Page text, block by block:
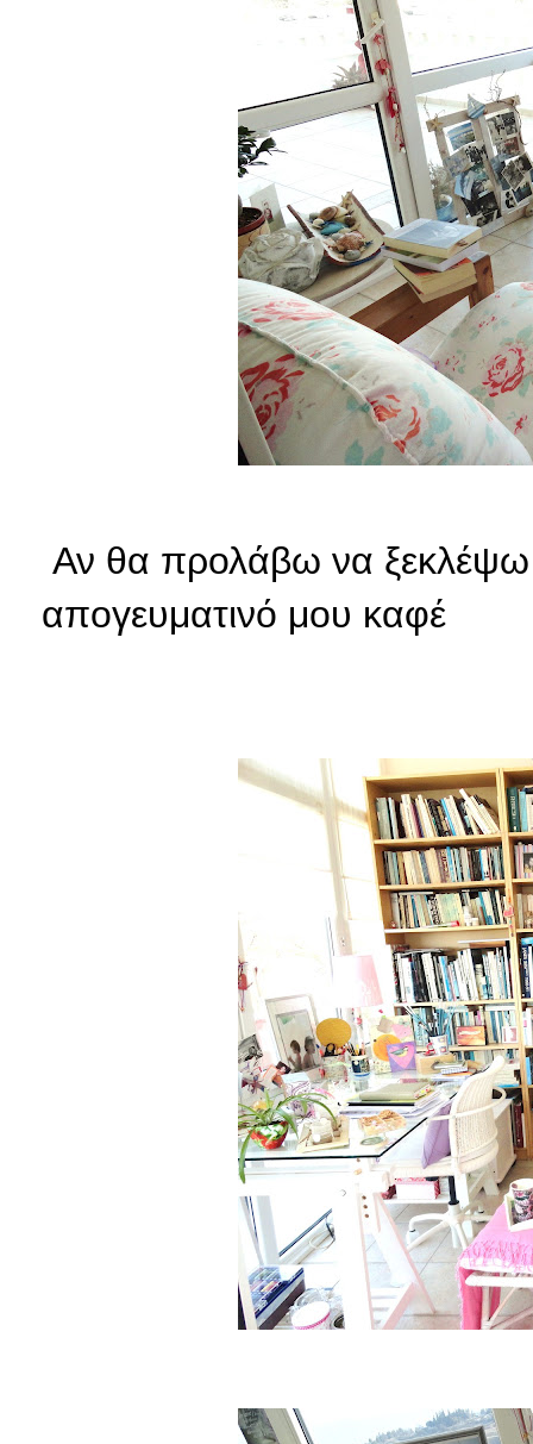
Αν θα προλάβω να ξεκλέψω
απογευματινό μου καφέ